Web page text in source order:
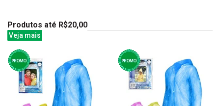
Produtos até R$20,00
Veja mais